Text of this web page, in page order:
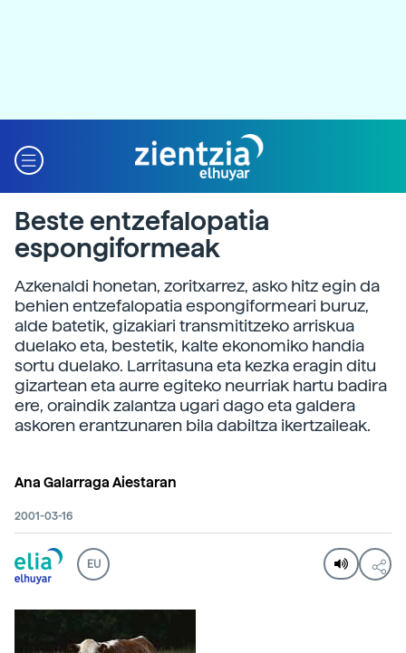
Beste entzefalopatia
espongiformeak
Azkenaldi honetan, zoritxarrez, asko hitz egin da
behien entzefalopatia espongiformeari buruz,
alde batetik, gizakiari transmititzeko arriskua
duelako eta, bestetik, kalte ekonomiko handia
sortu duelako. Larritasuna eta kezka eragin ditu
gizartean eta aurre egiteko neurriak hartu badira
ere, oraindik zalantza ugari dago eta galdera
askoren erantzunaren bila dabiltza ikertzaileak.
Ana Galarraga Aiestaran
2001-03-16
EU